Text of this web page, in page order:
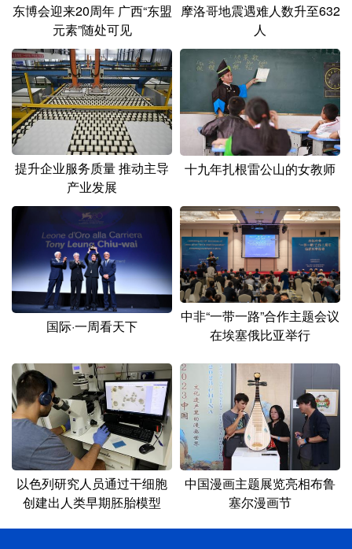
多语种频道
English Español Français
Русский язык 日本語 한국어
Deutsch Português
东博会迎来20周年 广西“东盟
元素”随处可见
摩洛哥地震遇难人数升至632
人
提升企业服务质量 推动主导
产业发展
十九年扎根雷公山的女教师
国际·一周看天下
中非“一带一路”合作主题会议
在埃塞俄比亚举行
以色列研究人员通过干细胞
创建出人类早期胚胎模型
中国漫画主题展览亮相布鲁
塞尔漫画节